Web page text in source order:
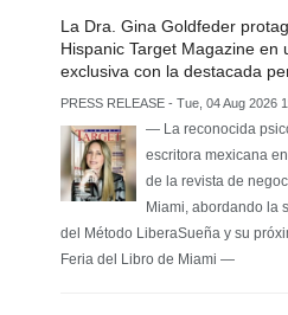
La Dra. Gina Goldfeder
Hispanic Target Magazine en
exclusiva con la destacada
PRESS RELEASE - Tue, 04 Aug 2026
— La reconocida
escritora mexicana
de la revista de
Miami, abordando la
del Método LiberaSueña y su
Feria del Libro de Miami —